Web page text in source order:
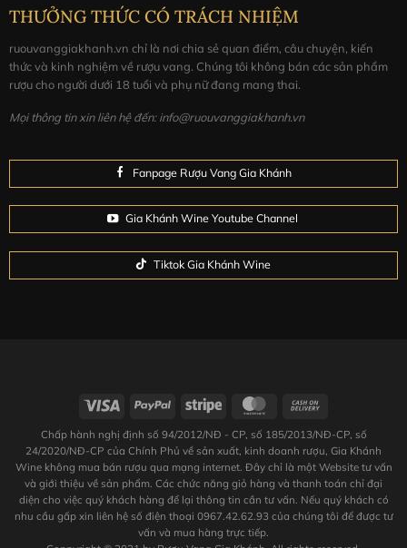
THƯỞNG THỨC CÓ TRÁCH NHIỆM
ruouvanggiakhanh.vn chỉ là nơi chia sẻ quan điểm, câu chuyện, kiến
thức và kinh nghiệm về rượu vang. Chúng tôi không bán các sản phẩm
rượu cho người dưới 18 tuổi và phụ nữ đang mang thai.
Mọi thông tin xin liên hệ đến: info@ruouvanggiakhanh.vn
Fanpage Rượu Vang Gia Khánh
Gia Khánh Wine Youtube Channel
Tiktok Gia Khánh Wine
Chấp hành nghị định số 94/2012/NĐ - CP, số 185/2013/NĐ-CP, số
24/2020/NĐ-CP của Chính Phủ về sản xuất, kinh doanh rượu, Gia Khánh
Wine không mua bán rượu qua mạng internet. Đây chỉ là một Website tư vấn
và giới thiệu về sản phẩm. Các chức năng giỏ hàng và thanh toán chỉ đại
diện cho việc quý khách hàng để lại thông tin cần tư vấn. Nếu quý khách có
nhu cầu gấp xin liên hệ số điện thoại 0967.42.62.93 của chúng tôi để được tư
vấn và mua hàng trực tiếp.